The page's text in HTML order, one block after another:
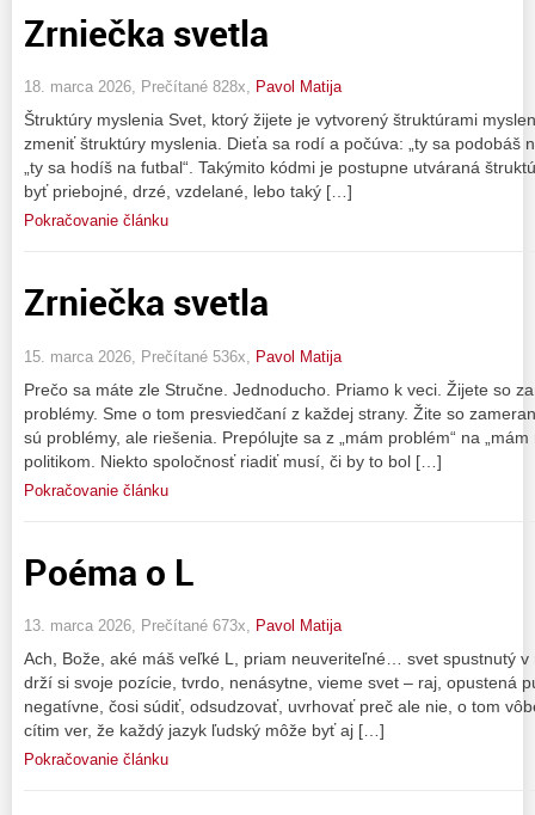
Zrniečka svetla
18. marca 2026, Prečítané 828x, Pavol Matija
Štruktúry myslenia Svet, ktorý žijete je vytvorený štruktúrami
zmeniť štruktúry myslenia. Dieťa sa rodí a počúva: „ty sa podobáš
„ty sa hodíš na futbal“. Takýmito kódmi je postupne utváraná
byť priebojné, drzé, vzdelané, lebo taký […]
Pokračovanie článku
Zrniečka svetla
15. marca 2026, Prečítané 536x, Pavol Matija
Prečo sa máte zle Stručne. Jednoducho. Priamo k veci. Žijete so
problémy. Sme o tom presviedčaní z každej strany. Žite so
sú problémy, ale riešenia. Prepólujte sa z „mám problém“ na
politikom. Niekto spoločnosť riadiť musí, či by to bol […]
Pokračovanie článku
Poéma o L
13. marca 2026, Prečítané 673x, Pavol Matija
Ach, Bože, aké máš veľké L, priam neuveriteľné… svet spustnutý
drží si svoje pozície, tvrdo, nenásytne, vieme svet – raj, opustená
negatívne, čosi súdiť, odsudzovať, uvrhovať preč ale nie, o tom
cítim ver, že každý jazyk ľudský môže byť aj […]
Pokračovanie článku